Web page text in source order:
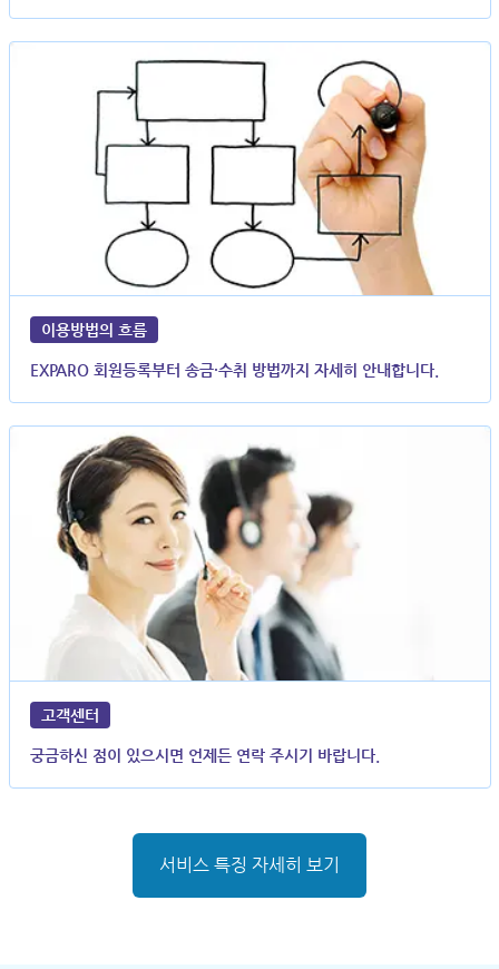
이용방법의 흐름
EXPARO 회원등록부터 송금·수취 방법까지 자세히 안내합니다.
고객센터
궁금하신 점이 있으시면 언제든 연락 주시기 바랍니다.
서비스 특징 자세히 보기